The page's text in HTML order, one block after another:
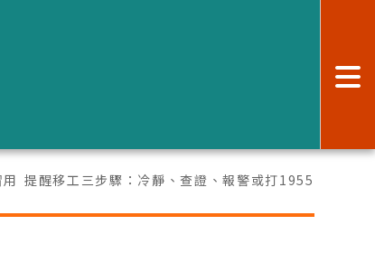
提醒移工三步驟：冷靜、查證、報警或打1955